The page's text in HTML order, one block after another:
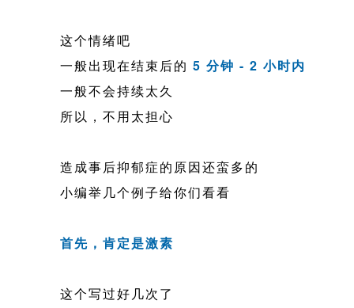
这个情绪吧
一般出现在结束后的 5 分钟 - 2 小时内
一般不会持续太久
所以，不用太担心
造成事后抑郁症的原因还蛮多的
小编举几个例子给你们看看
首先，肯定是激素
这个写过好几次了